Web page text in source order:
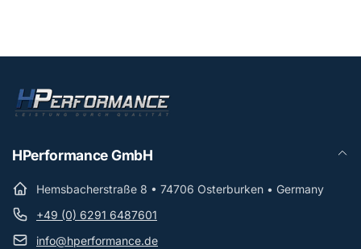
HPerformance GmbH
Hemsbacherstraße 8 • 74706 Osterburken • Germany
+49 (0) 6291 6487601
info@hperformance.de